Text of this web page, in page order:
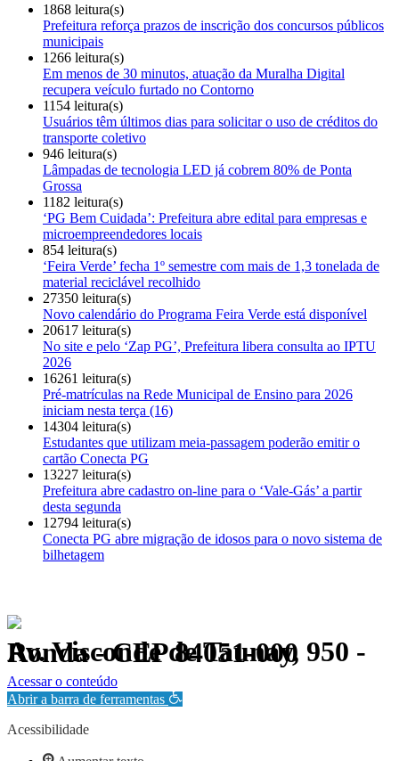
1868 leitura(s)
Prefeitura reforça prazos de inscrição dos concursos públicos
municipais
1266 leitura(s)
Em menos de 30 minutos, atuação da Muralha Digital
recupera veículo furtado no Contorno
1154 leitura(s)
Usuários têm últimos dias para solicitar o uso de créditos do
transporte coletivo
946 leitura(s)
Lâmpadas de tecnologia LED já cobrem 80% de Ponta
Grossa
1182 leitura(s)
‘PG Bem Cuidada’: Prefeitura abre edital para empresas e
microempreendedores locais
854 leitura(s)
‘Feira Verde’ fecha 1º semestre com mais de 1,3 tonelada de
material reciclável recolhido
27350 leitura(s)
Novo calendário do Programa Feira Verde está disponível
20617 leitura(s)
No site e pelo ‘Zap PG’, Prefeitura libera consulta ao IPTU
2026
16261 leitura(s)
Pré-matrículas na Rede Municipal de Ensino para 2026
iniciam nesta terça (16)
14304 leitura(s)
Estudantes que utilizam meia-passagem poderão emitir o
cartão Conecta PG
13227 leitura(s)
Prefeitura abre cadastro on-line para o ‘Vale-Gás’ a partir
desta segunda
12794 leitura(s)
Conecta PG abre migração de idosos para o novo sistema de
bilhetagem
Av. Visconde de Taunay, 950 - Ronda - CEP 84051-000
Política de Privacidade.
Acessar o conteúdo
Abrir a barra de ferramentas
Acessibilidade